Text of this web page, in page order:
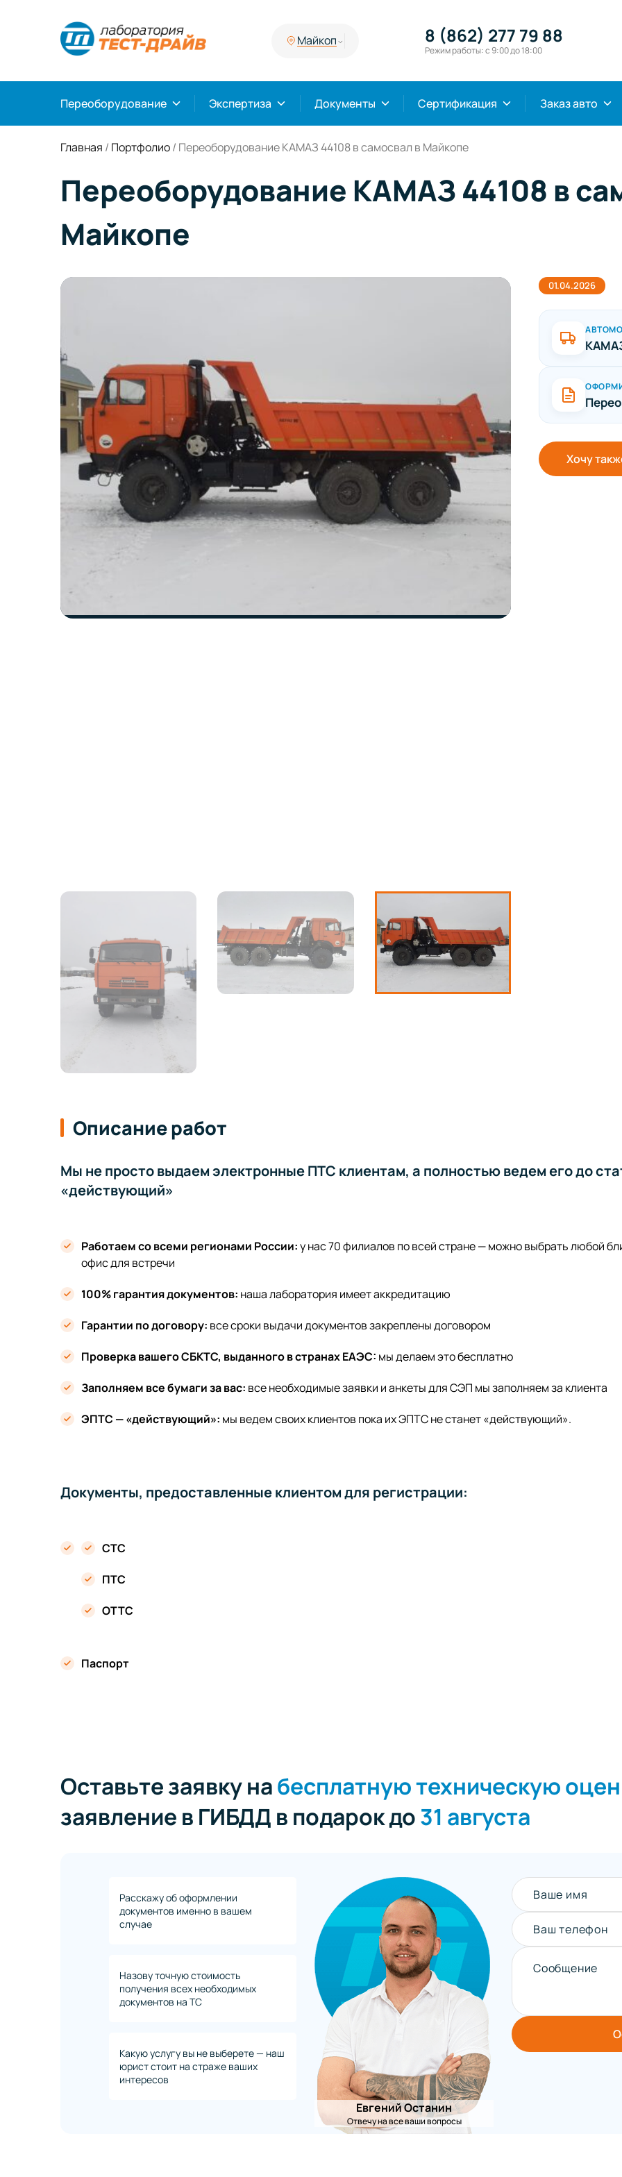
Майкоп 8 (862) 277 79 88
Режим работы: с 9:00 до 18:00
Переоборудование Экспертиза Документы Сертификация Заказ авто
Главная / Портфолио/ Переоборудование КАМАЗ 44108 в самосвал в Майкопе
Переоборудование КАМАЗ 44108 в
Майкопе
01.04.2026
Хочу
Описание работ
Мы не просто выдаем электронные ПТС клиентам, а полностью ведем его до
«действующий»
Работаем со всеми регионами России:у нас 70 филиалов по всей стране — можно выбрать любой
офис для встречи
100% гарантия документов: наша лаборатория имеет аккредитацию
Гарантии по договору: все сроки выдачи документов закреплены договором
Проверка вашего СБКТС, выданного в странах ЕАЭС: мы делаем это бесплатно
Заполняем все бумаги за вас: все необходимые заявки и анкеты для СЭП мы заполняем за клиента
ЭПТС — «действующий»: мы ведем своих клиентов пока их ЭПТС не станет «действующий».
Документы, предоставленные клиентом для регистрации:
СТС
ПТС
ОТТС
Паспорт
Оставьте заявку набесплатную техническую
заявление в ГИБДД в подарок до31 августа
Расскажу об оформлении
документов именно в вашем
случае
Назову точную стоимость
получения всех необходимых
документов на ТС
Какую услугу вы не выберете — наш
юрист стоит на страже ваших
интересов
Евгений Останин
Отвечу на все ваши вопросы
Ваше имя
Ваш телефон
Сообщение